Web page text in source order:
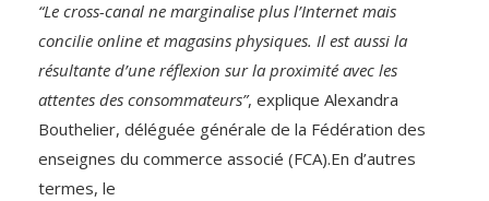
“Le cross-canal ne marginalise plus l’Internet mais
concilie online et magasins physiques. Il est aussi la
résultante d’une réflexion sur la proximité avec les
attentes des consommateurs”, explique Alexandra
Bouthelier, déléguée générale de la Fédération des
enseignes du commerce associé (FCA).En d’autres
termes, le